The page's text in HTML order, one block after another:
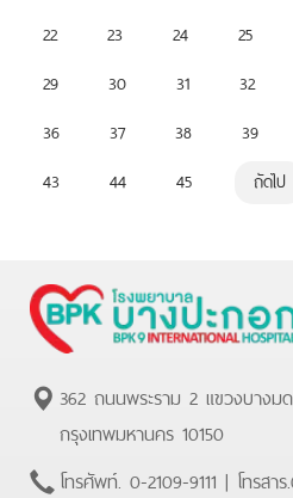
22
23 24 25
29
30 31 32
36
37 38 39
43
44 45 ถัดไป
362 ถนนพระราม 2 แขวงบางม
กรุงเทพมหานคร 10150
โทรศัพท์. 0-2109-9111 | โทรสาร.